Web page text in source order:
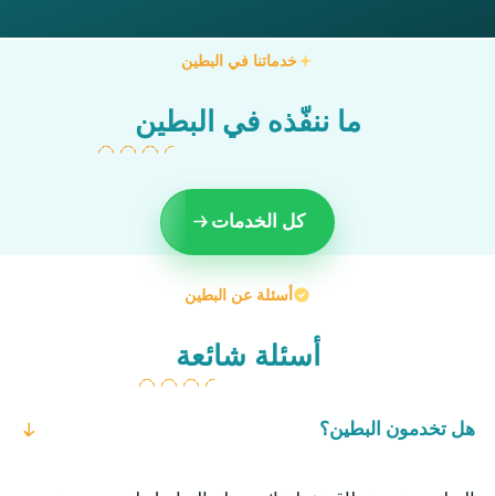
خدماتنا في البطين
ما ننفّذه في البطين
كل الخدمات
أسئلة عن البطين
أسئلة شائعة
هل تخدمون البطين؟